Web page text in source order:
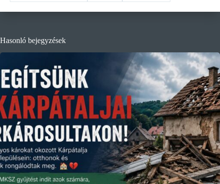
Hasonló bejegyzések